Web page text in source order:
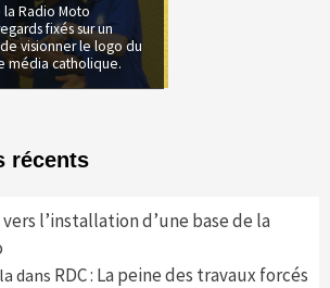
Radio Moto
fixés sur un
visionner le logo du
média catholique.
récents
vers l’installation d’une base de la
dans RDC : La peine des travaux forcés